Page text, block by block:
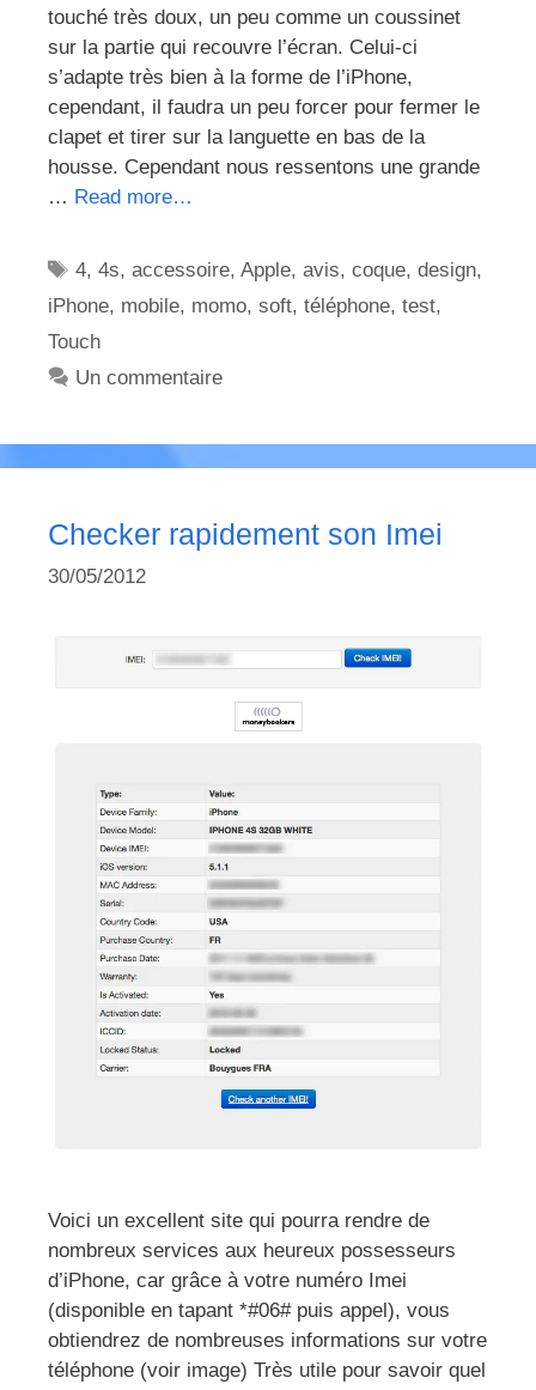
touché très doux, un peu comme un coussinet
sur la partie qui recouvre l’écran. Celui-ci
s’adapte très bien à la forme de l’iPhone,
cependant, il faudra un peu forcer pour fermer le
clapet et tirer sur la languette en bas de la
housse. Cependant nous ressentons une grande
… Read more…
Étiquettes
4,4s,accessoire,Apple,avis,coque,design,
iPhone, mobile, momo, soft, téléphone, test,
Touch
Un commentaire
Checker rapidement son Imei
30/05/2012
Voici un excellent site qui pourra rendre de
nombreux services aux heureux possesseurs
d’iPhone, car grâce à votre numéro Imei
(disponible en tapant *#06# puis appel), vous
obtiendrez de nombreuses informations sur votre
téléphone (voir image) Très utile pour savoir quel